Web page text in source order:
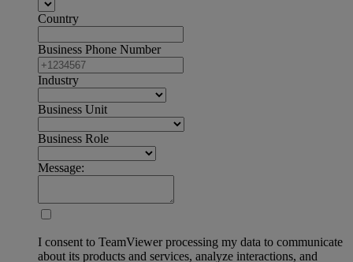
Country
Business Phone Number
Industry
Business Unit
Business Role
Message:
I consent to TeamViewer processing my data to communicate
about its products and services, analyze interactions, and